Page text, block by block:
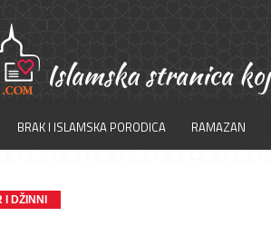
BRAK I ISLAMSKA PORODICA RAMAZAN
I DŽINNI